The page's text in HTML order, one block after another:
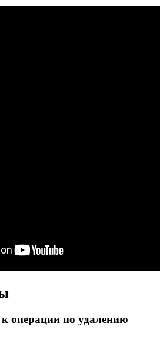
операции по удалению